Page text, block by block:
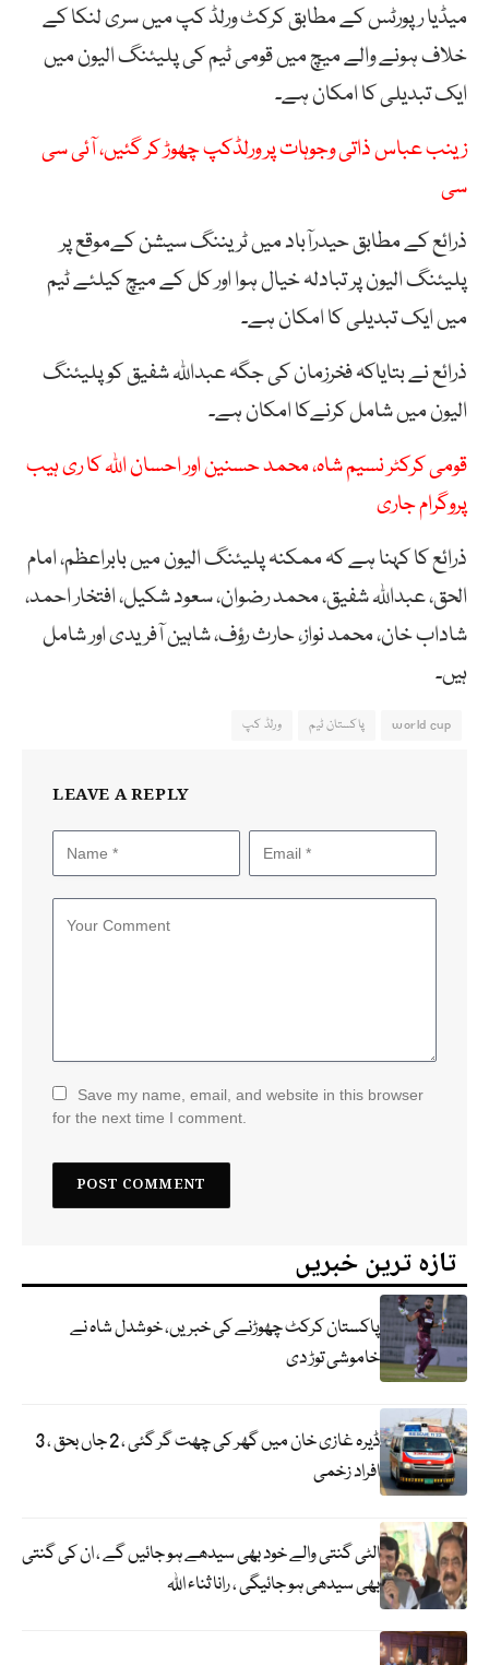
میڈیا رپورٹس کے مطابق کرکٹ ورلڈ کپ میں سری لنکا کے
خلاف ہونے والے میچ میں قومی ٹیم کی پلیئنگ الیون میں
ایک تبدیلی کا امکان ہے۔
زینب عباس ذاتی وجوہات پر ورلڈکپ چھوڑ کر گئیں، آئی سی
سی
ذرائع کے مطابق حیدرآباد میں ٹریننگ سیشن کےموقع پر
پلیئنگ الیون پر تبادلہ خیال ہوا اور کل کے میچ کیلئے ٹیم
میں ایک تبدیلی کا امکان ہے۔
ذرائع نے بتایاکہ فخرزمان کی جگہ عبداللہ شفیق کو پلیئنگ
الیون میں شامل کرنےکا امکان ہے۔
قومی کرکٹر نسیم شاہ، محمد حسنین اور احسان اللہ کا ری ہیب
پروگرام جاری
ذرائع کا کہنا ہے کہ ممکنہ پلیئنگ الیون میں بابراعظم، امام
الحق، عبداللہ شفیق، محمد رضوان، سعود شکیل، افتخار احمد،
شاداب خان، محمد نواز، حارث رؤف، شاہین آفریدی اور شامل
ہیں۔
world cup پاکستان ٹیم ورلڈ کپ
LEAVE A REPLY
Save my name, email, and website in this browser
for the next time I comment.
تازہ ترین خبریں
پاکستان کرکٹ چھوڑنے کی خبریں، خوشدل شاہ نے
خاموشی توڑ دی
ڈیرہ غازی خان میں گھر کی چھت گر گئی ، 2 جاں بحق ، 3
افراد زخمی
الٹی گنتی والے خود بھی سیدھے ہو جائیں گے ، ان کی گنتی
بھی سیدھی ہو جائیگی ، رانا ثناء اللہ